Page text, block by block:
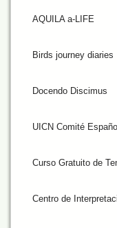
AQUILA a-LIFE
Birds journey diaries
Docendo Discimus
UICN Comité
Curso Gratuito de
Centro de